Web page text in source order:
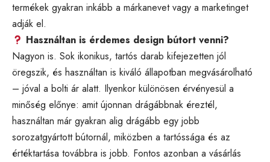
termékek gyakran inkább a márkanevet vagy a marketinget
adják el.
Használtan is érdemes design bútort venni?
Nagyon is. Sok ikonikus, tartós darab kifejezetten jól
öregszik, és használtan is kiváló állapotban megvásárolható
– jóval a bolti ár alatt. Ilyenkor különösen érvényesül a
minőség előnye: amit újonnan drágábbnak éreztél,
használtan már gyakran alig drágább egy jobb
sorozatgyártott bútornál, miközben a tartóssága és az
értéktartása továbbra is jobb. Fontos azonban a vásárlás